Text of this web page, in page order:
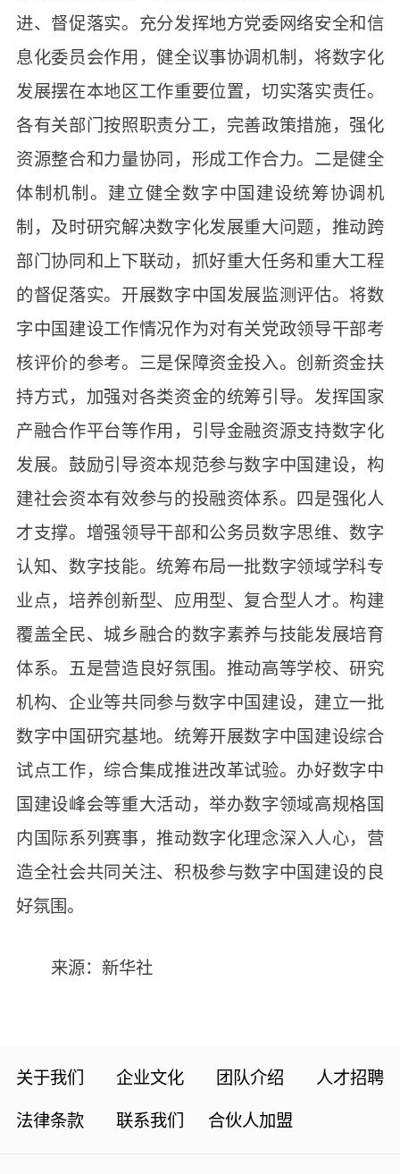
进、督促落实。充分发挥地方党委网络安全和信
息化委员会作用，健全议事协调机制，将数字化
发展摆在本地区工作重要位置，切实落实责任。
各有关部门按照职责分工，完善政策措施，强化
资源整合和力量协同，形成工作合力。二是健全
体制机制。建立健全数字中国建设统筹协调机
制，及时研究解决数字化发展重大问题，推动跨
部门协同和上下联动，抓好重大任务和重大工程
的督促落实。开展数字中国发展监测评估。将数
字中国建设工作情况作为对有关党政领导干部考
核评价的参考。三是保障资金投入。创新资金扶
持方式，加强对各类资金的统筹引导。发挥国家
产融合作平台等作用，引导金融资源支持数字化
发展。鼓励引导资本规范参与数字中国建设，构
建社会资本有效参与的投融资体系。四是强化人
才支撑。增强领导干部和公务员数字思维、数字
认知、数字技能。统筹布局一批数字领域学科专
业点，培养创新型、应用型、复合型人才。构建
覆盖全民、城乡融合的数字素养与技能发展培育
体系。五是营造良好氛围。推动高等学校、研究
机构、企业等共同参与数字中国建设，建立一批
数字中国研究基地。统筹开展数字中国建设综合
试点工作，综合集成推进改革试验。办好数字中
国建设峰会等重大活动，举办数字领域高规格国
内国际系列赛事，推动数字化理念深入人心，营
造全社会共同关注、积极参与数字中国建设的良
好氛围。
来源：新华社
关于我们 企业文化 团队介绍 人才招聘
法律条款 联系我们 合伙人加盟